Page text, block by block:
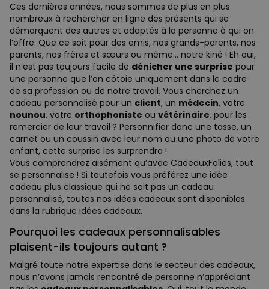
Ces dernières années, nous sommes de plus en plus
nombreux à rechercher en ligne des présents qui se
démarquent des autres et adaptés à la personne à qui on
l’offre. Que ce soit pour des amis, nos grands-parents, nos
parents, nos frères et sœurs ou même… notre kiné ! Eh oui,
il n’est pas toujours facile de dénicher une surprise pour
une personne que l’on côtoie uniquement dans le cadre
de sa profession ou de notre travail. Vous cherchez un
cadeau personnalisé pour un client, un médecin, votre
nounou, votre orthophoniste ou vétérinaire, pour les
remercier de leur travail ? Personnifier donc une tasse, un
carnet ou un coussin avec leur nom ou une photo de votre
enfant, cette surprise les surprendra !
Vous comprendrez aisément qu’avec CadeauxFolies, tout
se personnalise ! Si toutefois vous préférez une idée
cadeau plus classique qui ne soit pas un cadeau
personnalisé, toutes nos idées cadeaux sont disponibles
dans la rubrique idées cadeaux.
Pourquoi les cadeaux personnalisables
plaisent-ils toujours autant ?
Malgré toute notre expertise dans le secteur des cadeaux,
nous n’avons jamais rencontré de personne n’appréciant